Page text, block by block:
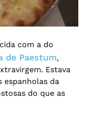
com a do
de Paestum,
Estava
espanholas da
do que as